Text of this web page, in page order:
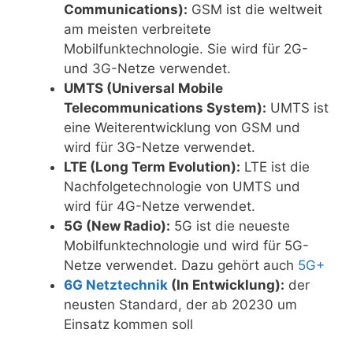
Communications): GSM ist die weltweit
am meisten verbreitete
Mobilfunktechnologie. Sie wird für 2G-
und 3G-Netze verwendet.
UMTS (Universal Mobile
Telecommunications System): UMTS ist
eine Weiterentwicklung von GSM und
wird für 3G-Netze verwendet.
LTE (Long Term Evolution): LTE ist die
Nachfolgetechnologie von UMTS und
wird für 4G-Netze verwendet.
5G (New Radio): 5G ist die neueste
Mobilfunktechnologie und wird für 5G-
Netze verwendet. Dazu gehört auch 5G+
6G Netztechnik (In Entwicklung): der
neusten Standard, der ab 20230 um
Einsatz kommen soll